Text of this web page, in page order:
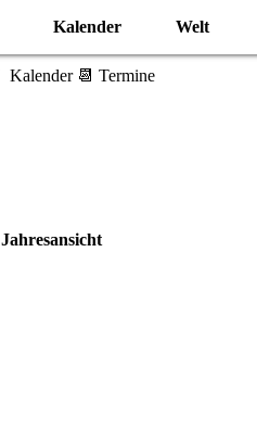
Kalender Welt
Kalender 📆 Termine
Jahresansicht